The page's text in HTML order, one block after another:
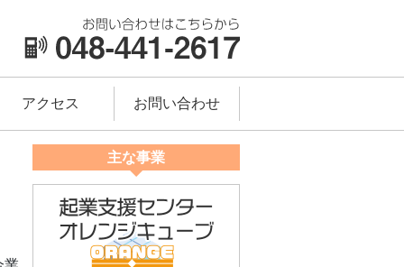
アクセス お問い合わせ
主な事業